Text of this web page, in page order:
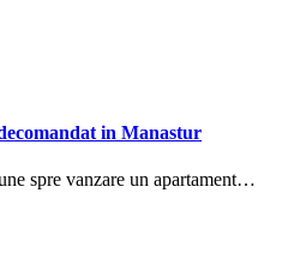
in Manastur
spre vanzare un apartament…